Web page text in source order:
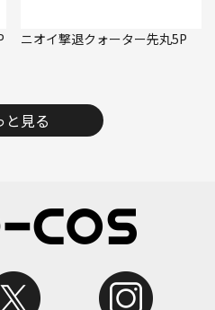
ニオイ撃退クォーター先丸5P
と見る